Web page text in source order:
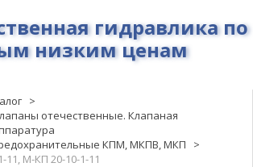
гидравлика по
низким ценам
>
отечественные. Клапаная
КПМ, МКПВ, МКП
>
М-КП 20-10-1-11